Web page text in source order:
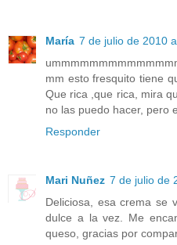
María 7 de julio de 2010
mm esto fresquito tiene
Que rica ,que rica, mira
no las puedo hacer, pero
Responder
Mari Nuñez 7 de julio de
Deliciosa, esa crema se
dulce a la vez. Me
queso, gracias por